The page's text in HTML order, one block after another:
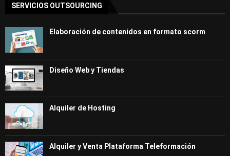
SERVICIOS OUTSOURCING
Elaboración de contenidos en formato scorm
Diseño Web y Tiendas
Alquiler de Hosting
Alquiler y Venta Plataforma Teleformación